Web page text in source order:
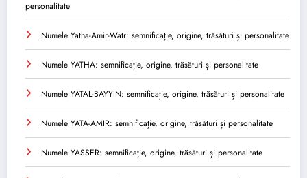
personalitate
Numele Yatha-Amir-Watr: semnificație, origine, trăsături și personalitate
Numele YATHA: semnificație, origine, trăsături și personalitate
Numele YATAL-BAYYIN: semnificație, origine, trăsături și personalitate
Numele YATA-AMIR: semnificație, origine, trăsături și personalitate
Numele YASSER: semnificație, origine, trăsături și personalitate